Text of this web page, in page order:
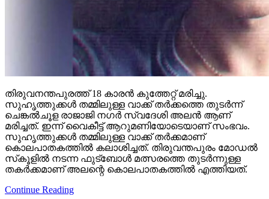
തിരുവനന്തപുരത്ത് 18 കാരന്‍ കുത്തേറ്റ് മരിച്ചു.
സുഹൃത്തുക്കള്‍ തമ്മിലുള്ള വാക്ക് തര്‍ക്കത്തെ തുടര്‍ന്ന്
ചെങ്കല്‍ചൂള രാജാജി നഗര്‍ സ്വദേശി അലന്‍ ആണ്
മരിച്ചത്. ഇന്ന് വൈകീട്ട് ആറുമണിയോടെയാണ് സംഭവം.
സുഹൃത്തുക്കള്‍ തമ്മിലുള്ള വാക്ക് തര്‍ക്കമാണ്
കൊലപാതകത്തില്‍ കലാശിച്ചത്. തിരുവന്തപുരം മോഡല്‍
സ്‌കൂളില്‍ നടന്ന ഫുട്‌ബോള്‍ മത്സരത്തെ തുടര്‍ന്നുള്ള
തകര്‍ക്കമാണ് അലന്റെ കൊലപാതകത്തില്‍ എത്തിയത്.
Continue Reading